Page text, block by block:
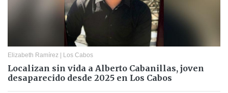
Elizabeth Ramírez | Los Cabos
Localizan sin vida a Alberto Cabanillas, joven
desaparecido desde 2025 en Los Cabos